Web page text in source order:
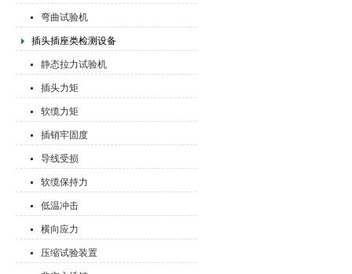
弯曲试验机
插头插座类检测设备
静态拉力试验机
插头力矩
软缆力矩
插销牢固度
导线受损
软缆保持力
低温冲击
横向应力
压缩试验装置